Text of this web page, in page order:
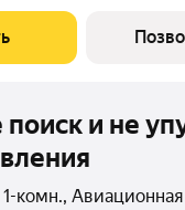
Юг Екатеринбурга.
которые
и не
комн.,